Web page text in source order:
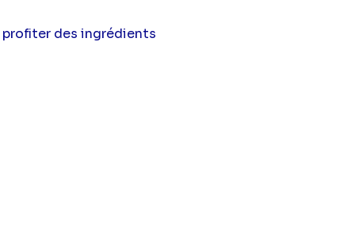
profiter des ingrédients